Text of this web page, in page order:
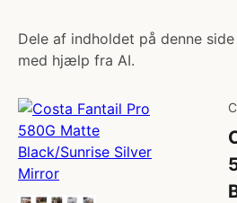
Dele af indholdet på denne
med hjælp fra AI.